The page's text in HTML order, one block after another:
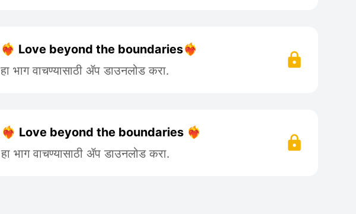
❤️‍🔥 Love beyond the boundaries❤️‍🔥
हा भाग वाचण्यासाठी ॲप डाउनलोड करा.
❤️‍🔥 Love beyond the boundaries ❤️‍🔥
हा भाग वाचण्यासाठी ॲप डाउनलोड करा.